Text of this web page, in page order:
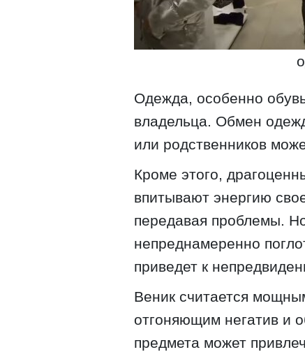
Одежда, особенно
владельца. Обмен
или родственников
Кроме этого,
впитывают энергию
передавая проблемы.
непреднамеренно
приведет к
Веник считается
отгоняющим негатив и
предмета может